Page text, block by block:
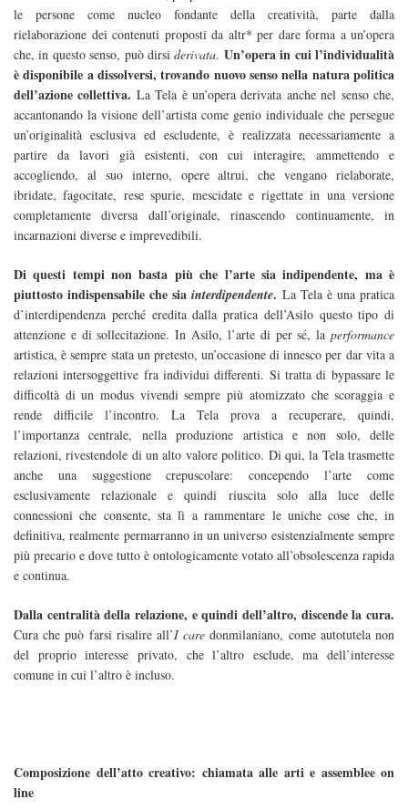
le persone come nucleo fondante della creatività, parte dalla
rielaborazione dei contenuti proposti da altr* per dare forma a un’opera
che, in questo senso, può dirsiderivata. Un’opera in cui l’individualità
è disponibile a dissolversi, trovando nuovo senso nella natura politica
dell’azione collettiva. La Tela è un’opera derivata anche nel senso che,
accantonando la visione dell’artista come genio individuale che persegue
un’originalità esclusiva ed escludente, è realizzata necessariamente a
partire da lavori già esistenti, con cui interagire, ammettendo e
accogliendo, al suo interno, opere altrui, che vengano rielaborate,
ibridate, fagocitate, rese spurie, mescidate e rigettate in una versione
completamente diversa dall’originale, rinascendo continuamente, in
incarnazioni diverse e imprevedibili.
Di questi tempi non basta più che l’arte sia indipendente, ma è
piuttosto indispensabile che siainterdipendente. La Tela è una pratica
d’interdipendenza perché eredita dalla pratica dell’Asilo questo tipo di
attenzione e di sollecitazione. In Asilo, l’arte di per sé, la performance
artistica, è sempre stata un pretesto, un’occasione di innesco per dar vita a
relazioni intersoggettive fra individui differenti. Si tratta di bypassare le
difficoltà di un modus vivendi sempre più atomizzato che scoraggia e
rende difficile l’incontro. La Tela prova a recuperare, quindi,
l’importanza centrale, nella produzione artistica e non solo, delle
relazioni, rivestendole di un alto valore politico. Di qui, la Tela trasmette
anche una suggestione crepuscolare: concependo l’arte come
esclusivamente relazionale e quindi riuscita solo alla luce delle
connessioni che consente, sta lì a rammentare le uniche cose che, in
definitiva, realmente permarranno in un universo esistenzialmente sempre
più precario e dove tutto è ontologicamente votato all’obsolescenza rapida
e continua.
Dalla centralità della relazione, e quindi dell’altro, discende la cura.
Cura che può farsi risalire all’I care donmilaniano, come autotutela non
del proprio interesse privato, che l’altro esclude, ma dell’interesse
comune in cui l’altro è incluso.
Composizione dell’atto creativo: chiamata alle arti e assemblee on
line